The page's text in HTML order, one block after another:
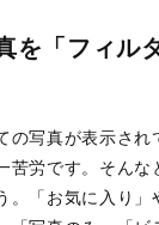
を「フィル
の写真が表示され
苦労です。そんな
。「お気に入り」